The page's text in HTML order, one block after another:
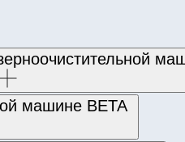
машине ВЕТА